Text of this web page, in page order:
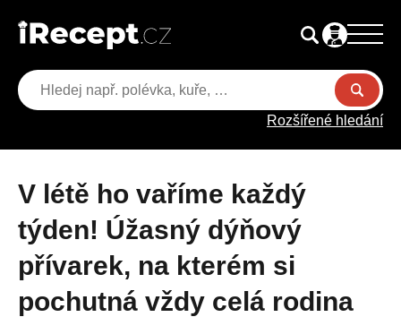
Rozšířené hledání
V létě ho vaříme každý
týden! Úžasný dýňový
přívarek, na kterém si
pochutná vždy celá rodina